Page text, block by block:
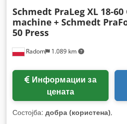
Radom 1.089 km
Schmedt PraLeg XL 18-60
machine + Schmedt
50 Press
цената
Состојба: добра (користена),